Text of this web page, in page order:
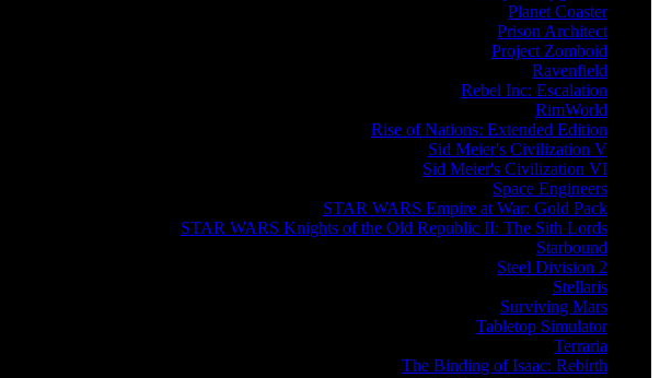
Planet Coaster
Prison Architect
Project Zomboid
Ravenfield
Rebel Inc: Escalation
RimWorld
Rise of Nations: Extended Edition
Sid Meier's Civilization V
Sid Meier's Civilization VI
Space Engineers
STAR WARS Empire at War: Gold Pack
STAR WARS Knights of the Old Republic II: The Sith Lords
Starbound
Steel Division 2
Stellaris
Surviving Mars
Tabletop Simulator
Terraria
The Binding of Isaac: Rebirth